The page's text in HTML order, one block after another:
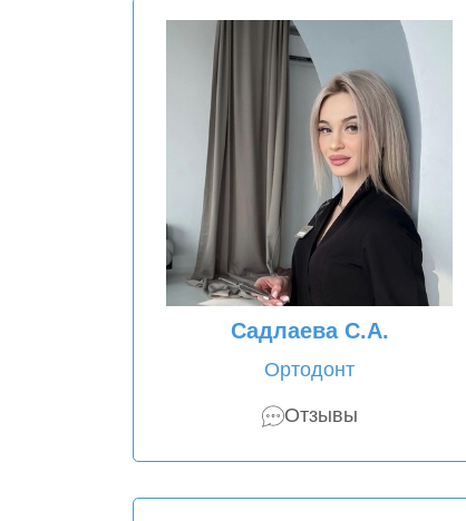
Садлаева С.А.
Ортодонт
Отзывы